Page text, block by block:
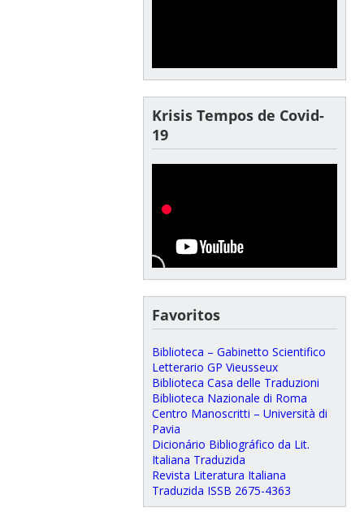
Krisis Tempos de Covid-
19
Favoritos
Biblioteca – Gabinetto Scientifico
Letterario GP Vieusseux
Biblioteca Casa delle Traduzioni
Biblioteca Nazionale di Roma
Centro Manoscritti – Università di
Pavia
Dicionário Bibliográfico da Lit.
Italiana Traduzida
Revista Literatura Italiana
Traduzida ISSB 2675-4363